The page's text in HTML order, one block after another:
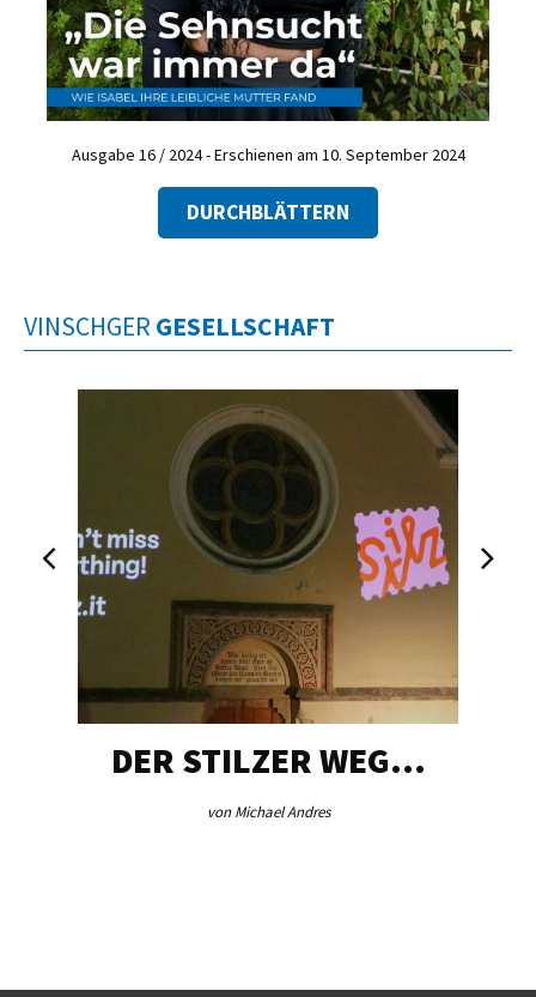
Ausgabe 16 / 2024 - Erschienen am 10. September 2024
DURCHBLÄTTERN
VINSCHGER GESELLSCHAFT
DER STILZER WEG…
von Michael Andres